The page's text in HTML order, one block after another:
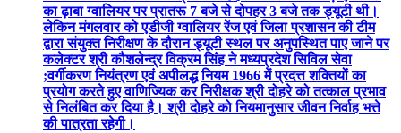
का ढ़ाबा ग्वालियर पर प्रातरू 7 बजे से दोपहर 3 बजे तक ड्यूटी थी।
लेकिन मंगलवार को एडीजी ग्वालियर रेंज एवं जिला प्रशासन की टीम
द्वारा संयुक्त निरीक्षण के दौरान ड्यूटी स्थल पर अनुपस्थित पाए जाने पर
कलेक्टर श्री कौशलेन्द्र विक्रम सिंह ने मध्यप्रदेश सिविल सेवा
;वर्गीकरण नियंत्रण एवं अपीलद्ध नियम 1966 में प्रदत्त शक्तियों का
प्रयोग करते हुए वाणिज्यिक कर निरीक्षक श्री दोहरे को तत्काल प्रभाव
से निलंबित कर दिया है। श्री दोहरे को नियमानुसार जीवन निर्वाह भत्ते
की पात्रता रहेगी।